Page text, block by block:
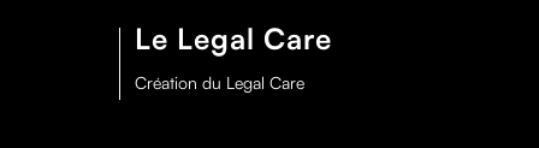
Le Legal Care
Création du Legal Care